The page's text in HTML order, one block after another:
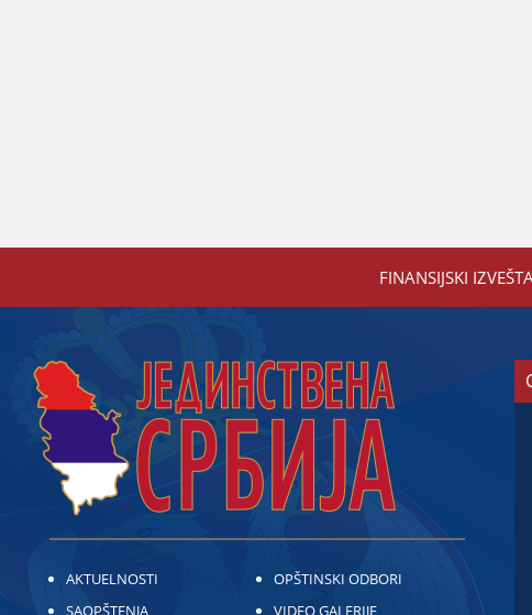
FINANSIЈSKI
AKTUELNOSTI
SAOPŠTENJA
OPŠTINSKI ODBORI
VIDEO GALERIJE